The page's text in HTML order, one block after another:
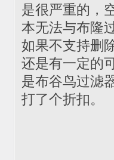
是很严重的，
本无法与布隆
如果不支持删
还是有一定的
是布谷鸟过滤
打了个折扣。